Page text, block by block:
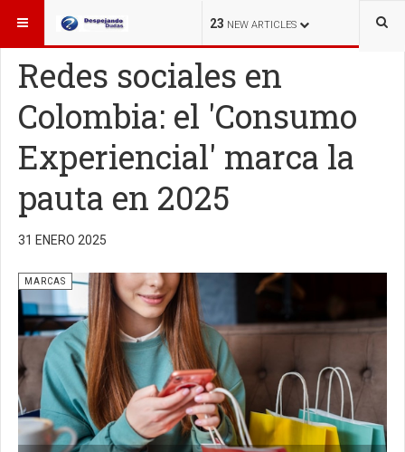
23 NEW ARTICLES
ESTÁ AQUÍ: MARCAS
Redes sociales en
Colombia: el 'Consumo
Experiencial' marca la
pauta en 2025
31 ENERO 2025
MARCAS